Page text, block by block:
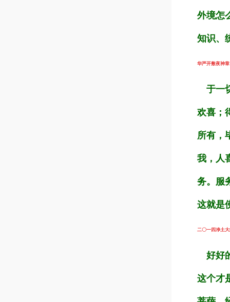
外境怎
知识、
华严开敷夜神
于一
欢喜；
所有，
我，人
务。服
这就是
二〇一四净土
好好
这个才